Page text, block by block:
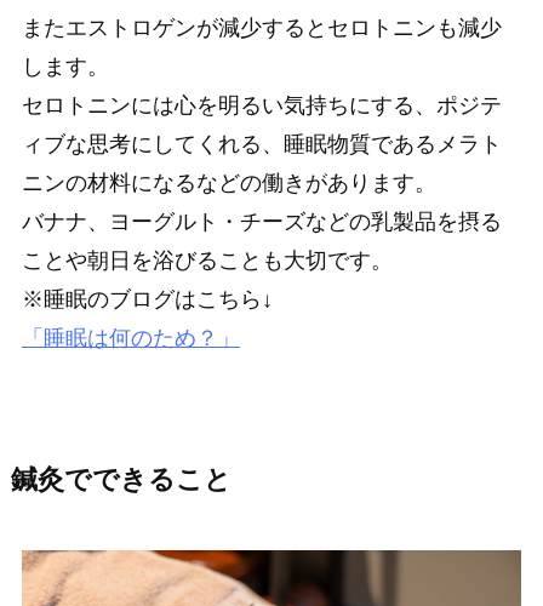
またエストロゲンが減少するとセロトニンも減少
します。
セロトニンには心を明るい気持ちにする、ポジテ
ィブな思考にしてくれる、睡眠物質であるメラト
ニンの材料になるなどの働きがあります。
バナナ、ヨーグルト・チーズなどの乳製品を摂る
ことや朝日を浴びることも大切です。
※睡眠のブログはこちら↓
「睡眠は何のため？」
鍼灸でできること